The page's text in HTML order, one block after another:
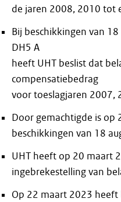
de jaren 2008, 2010 tot
Bij beschikkingen van
DH5 A
heeft UHT beslist dat
compensatiebedrag
voor toeslagjaren 2007,
Door gemachtigde is op
beschikkingen van 18
UHT heeft op 20 maart
ingebrekestelling van
Op 22 maart 2023